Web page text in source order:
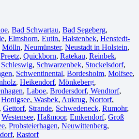
, Bad Schwartau, Bad Segeberg,
, Elmshorn, Eutin, Halstenbek, Henstedt-
Mölln, Neumünster, Neustadt in Holstein,
Preetz, Quickborn, Ratekau, Reinbek,
Schleswig, Schwarzenbek, Stockelsdorf,
, Schwentinental, Bordesholm, Molfsee,
, Heikendorf, Mönkeberg,
, Laboe, Brodersdorf, Wendtorf,
Honigsee, Wasbek, Aukrug, Nortorf,
, Gettorf, Strande, Schwedeneck, Rumohr,
Westensee, Haßmoor, Emkendorf, Groß
, Probsteierhagen, Neuwittenberg,
, Rastorf